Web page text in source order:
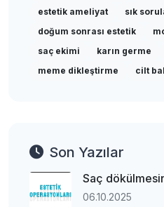
estetik ameliyat
sık
doğum sonrası estetik
saç ekimi
karın germe
meme dikleştirme
cilt
Son Yazılar
Saç
06.10.2025